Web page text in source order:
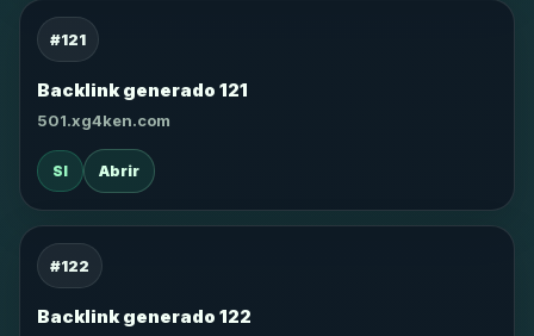
#121
Backlink generado 121
501.xg4ken.com
SI Abrir
#122
Backlink generado 122